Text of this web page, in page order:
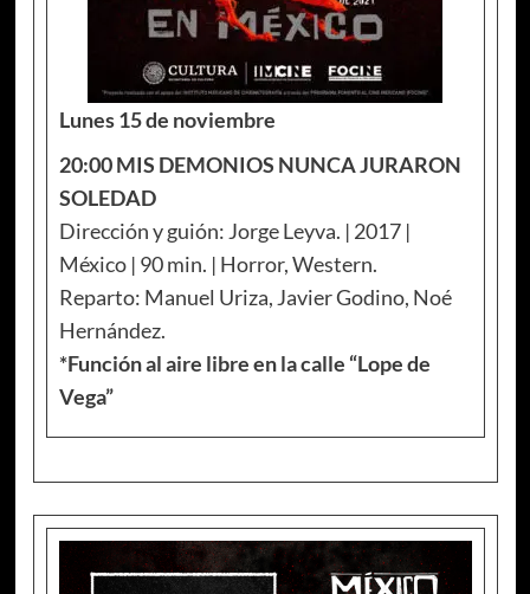
Lunes 15 de noviembre
20:00 MIS DEMONIOS NUNCA JURARON
SOLEDAD
Dirección y guión: Jorge Leyva. | 2017 |
México | 90 min. | Horror, Western.
Reparto: Manuel Uriza, Javier Godino, Noé
Hernández.
*Función al aire libre en la calle “Lope de
Vega”